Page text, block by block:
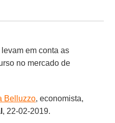
em conta as
no mercado de
Belluzzo, economista,
, 22-02-2019.